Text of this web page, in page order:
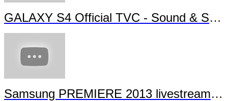
GALAXY S4 Official TVC - Sound & Shot
Samsung PREMIERE 2013 livestream (full length)